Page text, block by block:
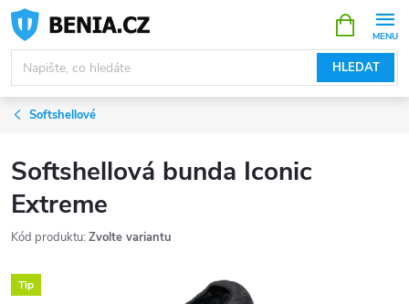
Přejít
obsah
HLEDAT
NÁKUPNÍ
KOŠÍK
Softshellové
Softshellová bunda Iconic
Extreme
Kód produktu: Zvolte variantu
Tip